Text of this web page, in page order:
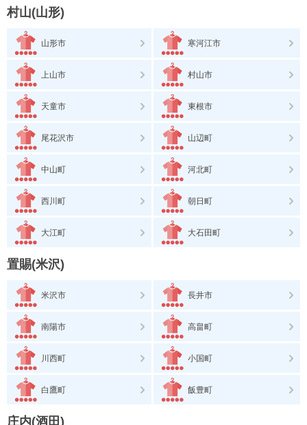
村山(山形)
山形市 寒河江市
上山市 村山市
天童市 東根市
尾花沢市 山辺町
中山町 河北町
西川町 朝日町
大江町 大石田町
置賜(米沢)
米沢市 長井市
南陽市 高畠町
川西町 小国町
白鷹町 飯豊町
庄内(酒田)